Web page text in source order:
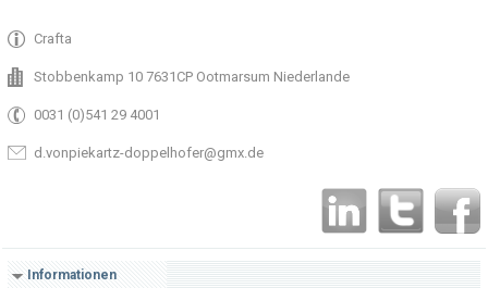
Crafta
Stobbenkamp 10 7631CP Ootmarsum Niederlande
0031 (0)541 29 4001
d.vonpiekartz-doppelhofer@gmx.de
Informationen